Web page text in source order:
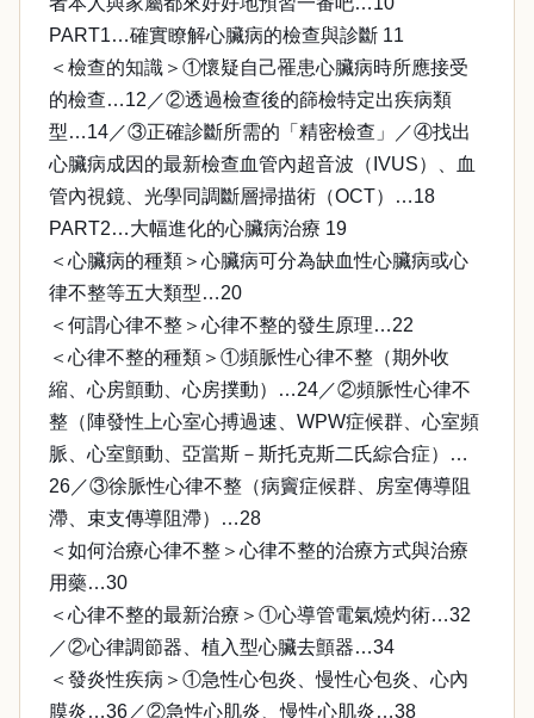
PART1…確實瞭解心臟病的檢查與診斷 11
＜檢查的知識＞①懷疑自己罹患心臟病時所應接受
的檢查…12／②透過檢查後的篩檢特定出疾病類
型…14／③正確診斷所需的「精密檢查」／④找出
心臟病成因的最新檢查血管內超音波（IVUS）、血
管內視鏡、光學同調斷層掃描術（OCT）…18
PART2…大幅進化的心臟病治療 19
＜心臟病的種類＞心臟病可分為缺血性心臟病或心
律不整等五大類型…20
＜何謂心律不整＞心律不整的發生原理…22
＜心律不整的種類＞①頻脈性心律不整（期外收
縮、心房顫動、心房撲動）…24／②頻脈性心律不
整（陣發性上心室心搏過速、WPW症候群、心室頻
脈、心室顫動、亞當斯－斯托克斯二氏綜合症）…
26／③徐脈性心律不整（病竇症候群、房室傳導阻
滯、束支傳導阻滯）…28
＜如何治療心律不整＞心律不整的治療方式與治療
用藥…30
＜心律不整的最新治療＞①心導管電氣燒灼術…32
／②心律調節器、植入型心臟去顫器…34
＜發炎性疾病＞①急性心包炎、慢性心包炎、心內
膜炎…36／②急性心肌炎、慢性心肌炎…38